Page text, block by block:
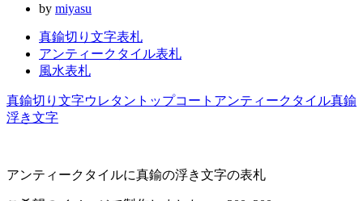
by miyasu
真鍮切り文字表札
アンティークタイル表札
風水表札
真鍮切り文字ウレタントップコート アンティークタイル真鍮
浮き文字
アンティークタイルに真鍮の浮き文字の表札